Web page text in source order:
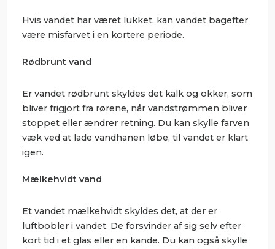
Hvis vandet har været lukket, kan vandet bagefter
være misfarvet i en kortere periode.
Rødbrunt vand
Er vandet rødbrunt skyldes det kalk og okker, som
bliver frigjort fra rørene, når vandstrømmen bliver
stoppet eller ændrer retning. Du kan skylle farven
væk ved at lade vandhanen løbe, til vandet er klart
igen.
Mælkehvidt vand
Et vandet mælkehvidt skyldes det, at der er
luftbobler i vandet. De forsvinder af sig selv efter
kort tid i et glas eller en kande. Du kan også skylle